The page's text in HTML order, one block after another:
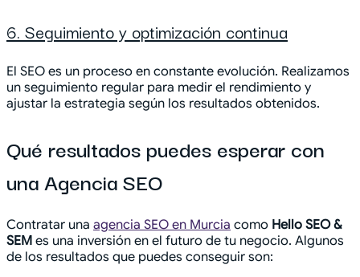
6. Seguimiento y optimización continua
El SEO es un proceso en constante evolución. Realizamos
un seguimiento regular para medir el rendimiento y
ajustar la estrategia según los resultados obtenidos.
Qué resultados puedes esperar con
una Agencia SEO
Contratar una agencia SEO en Murcia como Hello SEO &
SEM es una inversión en el futuro de tu negocio. Algunos
de los resultados que puedes conseguir son: